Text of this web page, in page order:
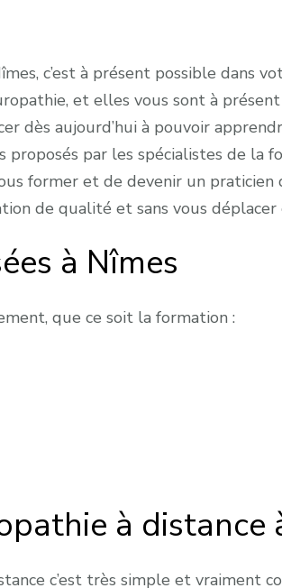
c’est à présent possible dans
et elles vous sont à
dès aujourd’hui à pouvoir
par les spécialistes de la
former et de devenir un
de qualité et sans vous
à Nîmes
que ce soit la formation :
à distance
c’est très simple et vraiment